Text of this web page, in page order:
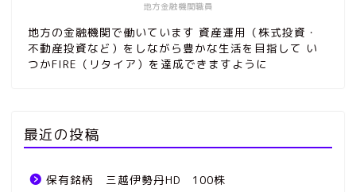
地方金融機関職員
地方の金融機関で働いています 資産運用（株式投資・
不動産投資など）をしながら豊かな生活を目指して い
つかFIRE（リタイア）を達成できますように
最近の投稿
保有銘柄 三越伊勢丹HD 100株